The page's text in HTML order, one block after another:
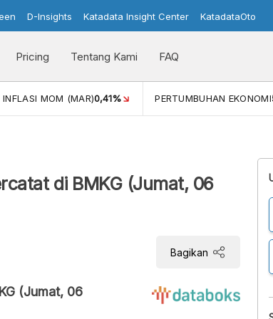
D-Insights Katadata Insight Center KatadataOto
Pricing Tentang Kami FAQ
INFLASI MOM (MAR)0,41% PERTUMBUHAN EKONOMI
di BMKG (Jumat, 06
Bagikan
(Jumat, 06